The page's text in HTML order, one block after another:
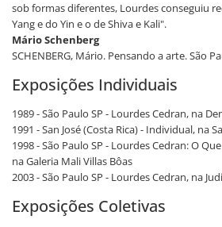
sob formas diferentes, Lourdes conseguiu
Yang e do Yin e o de Shiva e Kali".
Mário Schenberg
SCHENBERG, Mário. Pensando a arte. São
Exposições Individuais
1989 - São Paulo SP - Lourdes Cedran, na
1991 - San José (Costa Rica) - Individual, na
1998 - São Paulo SP - Lourdes Cedran: O
na Galeria Mali Villas Bôas
2003 - São Paulo SP - Lourdes Cedran, na
Exposições Coletivas